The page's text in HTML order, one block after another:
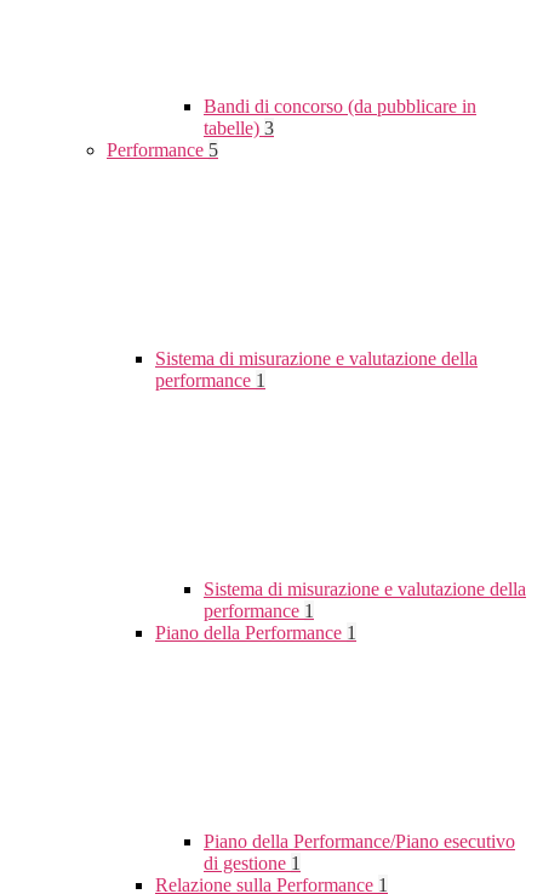
Bandi di concorso (da pubblicare in
tabelle) 3
Performance 5
Sistema di misurazione e valutazione della
performance 1
Sistema di misurazione e valutazione della
performance 1
Piano della Performance 1
Piano della Performance/Piano esecutivo
di gestione 1
Relazione sulla Performance 1